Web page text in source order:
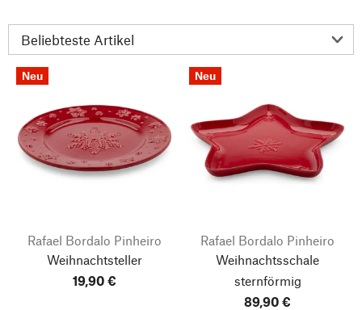
Neu
Rafael Bordalo Pinheiro
Weihnachtsteller
19,90 €
Neu
Rafael Bordalo Pinheiro
Weihnachtsschale
sternförmig
89,90 €